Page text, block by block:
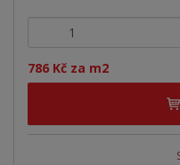
786 Kč za m2